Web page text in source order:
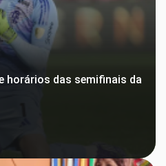
horários das semifinais da